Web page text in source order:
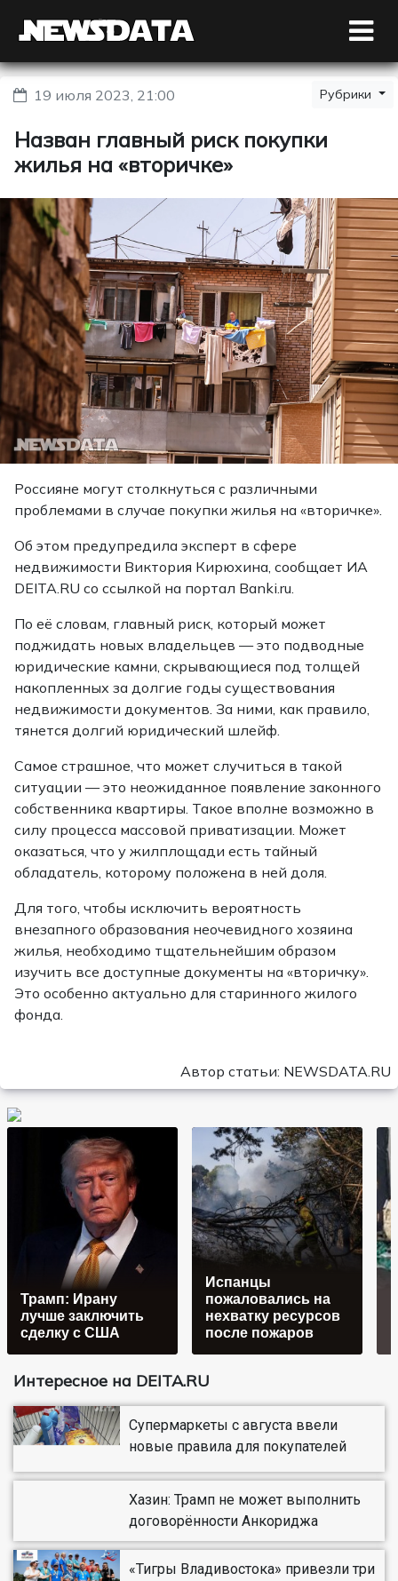
19 июля 2023, 21:00 Рубрики
Назван главный риск покупки
жилья на «вторичке»
Россияне могут столкнуться с различными
проблемами в случае покупки жилья на «вторичке».
Об этом предупредила эксперт в сфере
недвижимости Виктория Кирюхина, сообщает ИА
DEITA.RU со ссылкой на портал Banki.ru.
По её словам, главный риск, который может
поджидать новых владельцев — это подводные
юридические камни, скрывающиеся под толщей
накопленных за долгие годы существования
недвижимости документов. За ними, как правило,
тянется долгий юридический шлейф.
Самое страшное, что может случиться в такой
ситуации — это неожиданное появление законного
собственника квартиры. Такое вполне возможно в
силу процесса массовой приватизации. Может
оказаться, что у жилплощади есть тайный
обладатель, которому положена в ней доля.
Для того, чтобы исключить вероятность
внезапного образования неочевидного хозяина
жилья, необходимо тщательнейшим образом
изучить все доступные документы на «вторичку».
Это особенно актуально для старинного жилого
фонда.
Автор статьи: NEWSDATA.RU
Трамп: Ирану
лучше заключить
сделку с США
Испанцы
пожаловались на
нехватку ресурсов
после пожаров
Интересное на DEITA.RU
Супермаркеты с августа ввели
новые правила для покупателей
Хазин: Трамп не может выполнить
договорённости Анкориджа
«Тигры Владивостока» привезли три